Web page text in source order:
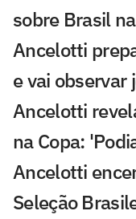
sobre Brasil
Ancelotti
e vai observar
Ancelotti
na Copa:
Ancelotti
Seleção